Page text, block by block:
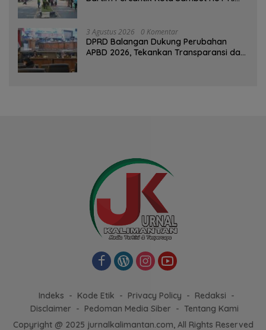
3 Agustus 2026 0 Komentar
DPRD Balangan Dukung Perubahan
APBD 2026, Tekankan Transparansi dan
Indeks Kode Etik Privacy Policy
Redaksi
Disclaimer
Pedoman Media Siber
Tentang Kami
Copyright @ 2025 jurnalkalimantan.com, All Rights Reserved